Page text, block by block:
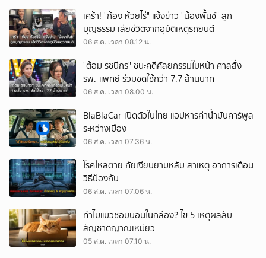
เศร้า! "ก้อง ห้วยไร่" แจ้งข่าว "น้องพั้นช์" ลูก
บุญธรรม เสียชีวิตจากอุบัติเหตุรถยนต์
06 ส.ค. เวลา 08.12 น.
"ต้อม รชนีกร" ชนะคดีศัลยกรรมใบหน้า ศาลสั่ง
รพ.-แพทย์ ร่วมชดใช้กว่า 7.7 ล้านบาท
06 ส.ค. เวลา 08.00 น.
BlaBlaCar เปิดตัวในไทย แอปหารค่าน้ำมันคาร์พูล
ระหว่างเมือง
06 ส.ค. เวลา 07.36 น.
โรคไหลตาย ภัยเงียบยามหลับ สาเหตุ อาการเตือน
วิธีป้องกัน
06 ส.ค. เวลา 07.06 น.
ทำไมแมวชอบนอนในกล่อง? ไข 5 เหตุผลลับ
สัญชาตญาณเหมียว
05 ส.ค. เวลา 07.10 น.